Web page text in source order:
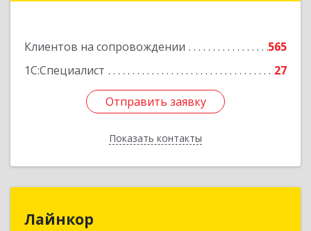
Клиентов на сопровождении
565
1С:Специалист
27
Отправить заявку
Показать контакты
Отправить заявку
Назад
Лайнкор